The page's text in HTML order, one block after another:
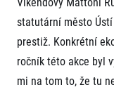
statutární město
prestiž. Konkrétní
ročník této akce byl
mi na tom to, že tu